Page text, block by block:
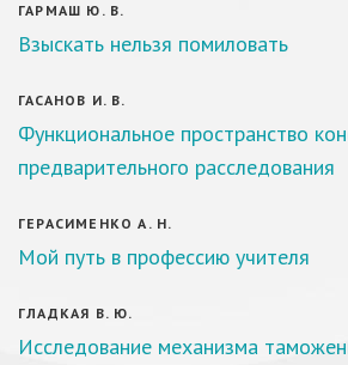
ГАРМАШ Ю. В.
Взыскать нельзя помиловать
ГАСАНОВ И. В.
Функциональное пространство
предварительного расследования
ГЕРАСИМЕНКО А. Н.
Мой путь в профессию учителя
ГЛАДКАЯ В. Ю.
Исследование механизма